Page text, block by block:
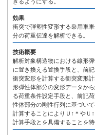
きるようにする。
効果
衝突で弾塑性変形する乗用車
分の荷重伝達を解析できる。
技術概要
解析対象構造物における線形
に置き換える置換手段と、前
衝突変形を計算する衝突変形
形弾性体部分の変形データか
る荷重条件設定手段と、前記
性体部分の剛性行列に基づい
計算することによりＵ↑＊やＵ
計算手段とを具備することを